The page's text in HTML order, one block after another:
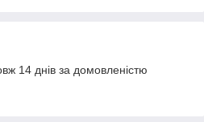
14 днів за домовленістю